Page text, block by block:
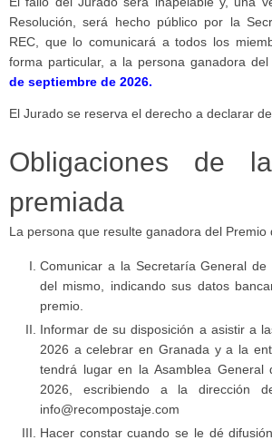
Resolución, será hecho público por la
REC, que lo comunicará a todos los
forma particular, a la persona ganadora del
de septiembre de 2026.
El Jurado se reserva el derecho a declarar
Obligaciones de
premiada
La persona que resulte ganadora del Premio
Comunicar a la Secretaría General de
del mismo, indicando sus datos
premio.
Informar de su disposición a asistir a
2026 a celebrar en Granada y a la
tendrá lugar en la Asamblea
2026, escribiendo a la dirección
info@recompostaje.com
Hacer constar cuando se le dé